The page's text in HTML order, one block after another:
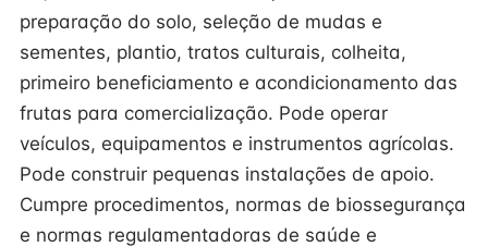
preparação do solo, seleção de mudas e
sementes, plantio, tratos culturais, colheita,
primeiro beneficiamento e acondicionamento das
frutas para comercialização. Pode operar
veículos, equipamentos e instrumentos agrícolas.
Pode construir pequenas instalações de apoio.
Cumpre procedimentos, normas de biossegurança
e normas regulamentadoras de saúde e